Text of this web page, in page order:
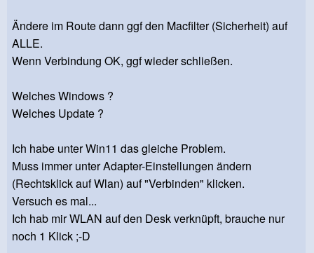
Ändere im Route dann ggf den Macfilter (Sicherheit) auf
ALLE.
Wenn Verbindung OK, ggf wieder schließen.
Welches Windows ?
Welches Update ?
Ich habe unter Win11 das gleiche Problem.
Muss immer unter Adapter-Einstellungen ändern
(Rechtsklick auf Wlan) auf "Verbinden" klicken.
Versuch es mal...
Ich hab mir WLAN auf den Desk verknüpft, brauche nur
noch 1 Klick ;-D